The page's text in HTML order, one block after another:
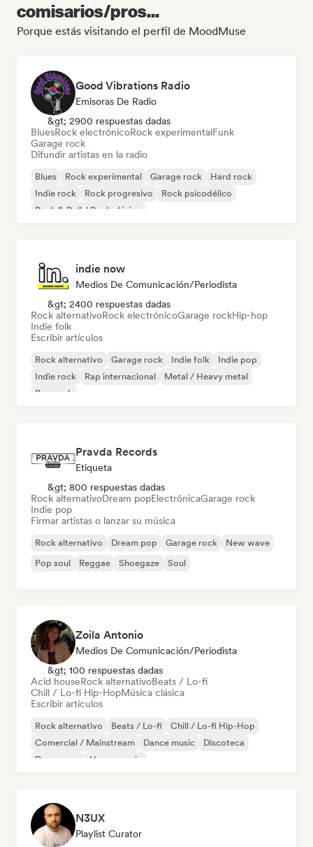
comisarios/pros...
Porque estás visitando el perfil de MoodMuse
Good Vibrations Radio
Emisoras De Radio
&gt; 2900 respuestas dadas
BluesRock electrónicoRock experimentalFunk
Garage rock
Difundir artistas en la radio
Blues Rock experimental Garage rock
Hard rock
Indie rock
Rock progresivo
Rock psicodélico
Rock & Roll / Rock clásico
indie now
Medios De Comunicación/Periodista
&gt; 2400 respuestas dadas
Rock alternativoRock electrónicoGarage rockHip-hop
Indie folk
Escribir artículos
Rock alternativo Garage rock Indie folk
Indie pop
Indie rock
Rap internacional
Metal / Heavy metal
Pop rock
Pravda Records
Etiqueta
&gt; 800 respuestas dadas
Rock alternativoDream popElectrónicaGarage rock
Indie pop
Firmar artistas o lanzar su música
Rock alternativo Dream pop Garage rock
New wave
Pop soul
Reggae Shoegaze Soul
Zoila Antonio
Medios De Comunicación/Periodista
&gt; 100 respuestas dadas
Acid houseRock alternativoBeats / Lo-fi
Chill / Lo-fi Hip-HopMúsica clásica
Escribir artículos
Rock alternativo Beats / Lo-fi
Chill / Lo-fi Hip-Hop
Comercial / Mainstream
Dance music
Discoteca
Dream pop
House music
N3UX
Playlist Curator